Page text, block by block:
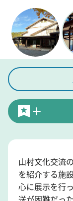
山村文化交流
を紹介する施
心に展示を行